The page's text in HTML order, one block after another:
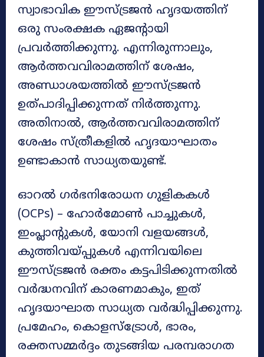
സ്വാഭാവിക ഈസ്ട്രജൻ ഹൃദയത്തിന്
ഒരു സംരക്ഷക ഏജൻ്റായി
പ്രവർത്തിക്കുന്നു. എന്നിരുന്നാലും,
ആർത്തവവിരാമത്തിന് ശേഷം,
അണ്ഡാശയത്തിൽ ഈസ്ട്രജൻ
ഉത്പാദിപ്പിക്കുന്നത് നിർത്തുന്നു.
അതിനാൽ, ആർത്തവവിരാമത്തിന്
ശേഷം സ്ത്രീകളിൽ ഹൃദയാഘാതം
ഉണ്ടാകാൻ സാധ്യതയുണ്ട്.
ഓറൽ ഗർഭനിരോധന ഗുളികകൾ
(OCPs) – ഹോർമോൺ പാച്ചുകൾ,
ഇംപ്ലാൻ്റുകൾ, യോനി വളയങ്ങൾ,
കുത്തിവയ്പ്പുകൾ എന്നിവയിലെ
ഈസ്ട്രജൻ രക്തം കട്ടപിടിക്കുന്നതിൽ
വർദ്ധനവിന് കാരണമാകും, ഇത്
ഹൃദയാഘാത സാധ്യത വർദ്ധിപ്പിക്കുന്നു.
പ്രമേഹം, കൊളസ്ട്രോൾ, ഭാരം,
രക്തസമ്മർദ്ദം തുടങ്ങിയ പരമ്പരാഗത